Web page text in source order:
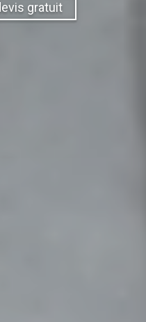
gratuit